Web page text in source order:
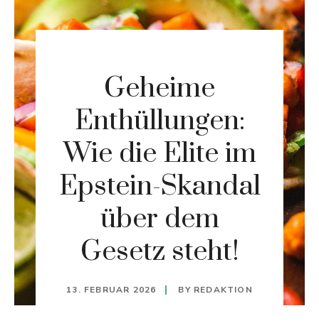
Geheime
Enthüllungen:
Wie die Elite im
Epstein-Skandal
über dem
Gesetz steht!
13. FEBRUAR 2026 BY REDAKTION